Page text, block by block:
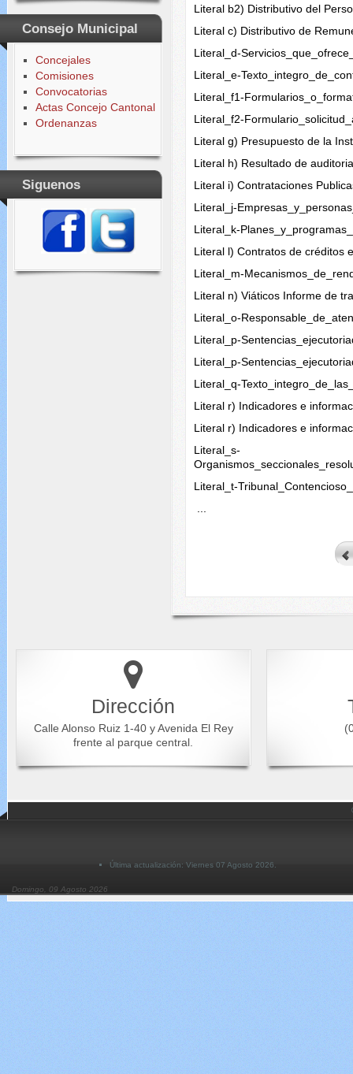
Consejo Municipal
Concejales
Comisiones
Convocatorias
Actas Concejo Cantonal
Ordenanzas
Siguenos
Literal b2) Distributivo del
Literal c) Distributivo de
Literal_d-
Literal_e-
Literal_f1-
Literal_f2-
Literal g) Presupuesto de la
Literal h) Resultado de
Literal i) Contrataciones
Literal_j-
Literal_k-
Literal l) Contratos de créditos
Literal_m-
Literal n) Viáticos Informe de
Literal_o-
Literal_p-
Literal_p-
Literal_q-
Literal r) Indicadores e
Literal r) Indicadores e
Literal_s-
Literal_t-
Dirección
Calle Alonso Ruiz 1-40 y Avenida El Rey
frente al parque central.
Última actualización: Viernes 07 Agosto 2026.
Domingo, 09 Agosto 2026